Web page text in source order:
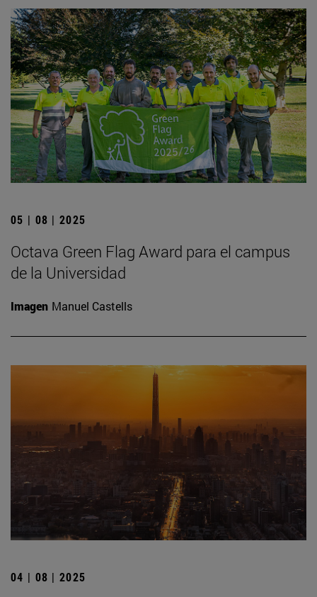
05 | 08 | 2025
Octava Green Flag Award para el campus
de la Universidad
Imagen Manuel Castells
04 | 08 | 2025